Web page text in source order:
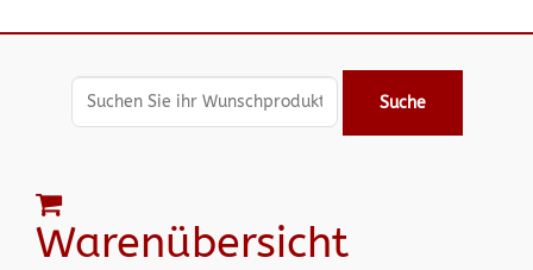
Suche
Warenübersicht